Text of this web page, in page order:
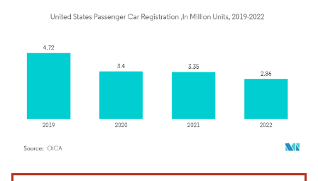
Bild © Mordor Intelligence. Wiederverwendung erfordert Namensnennung gemäß